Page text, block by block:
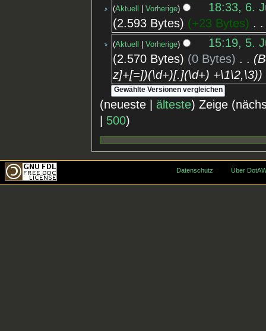
Aktuell Vorherige
18:33, 6.
2.593 Bytes
+23 Bytes
Aktuell Vorherige
15:19, 5.
2.570 Bytes
0 Bytes
z]+[=])(\d+)[.](\d+) +\1\2,\3)
(neueste | älteste) Zeige
500)
Datenschutz Über